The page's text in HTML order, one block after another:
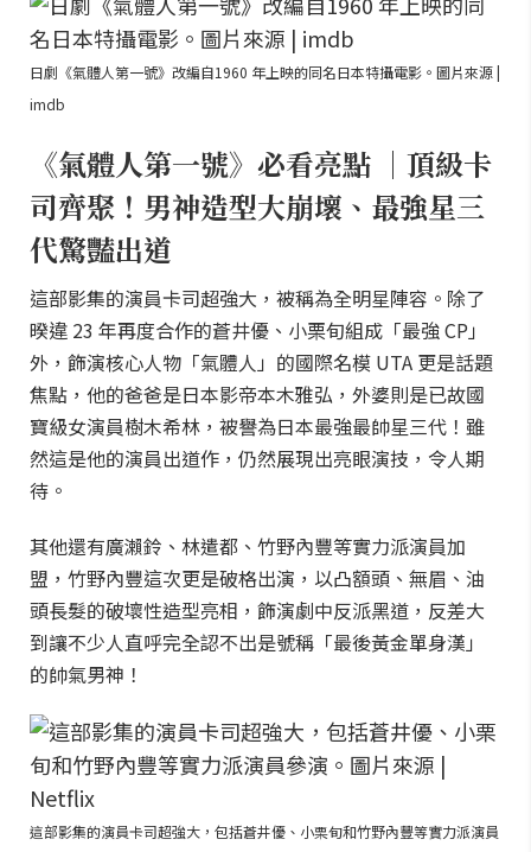
日劇《氣體人第一號》改編自1960 年上映的同名日本特攝電影。圖片來源 |
imdb
《氣體人第一號》必看亮點 ｜頂級卡
司齊聚！男神造型大崩壞、最強星三
代驚豔出道
這部影集的演員卡司超強大，被稱為全明星陣容。除了
暌違 23 年再度合作的蒼井優、小栗旬組成「最強 CP」
外，飾演核心人物「氣體人」的國際名模 UTA 更是話題
焦點，他的爸爸是日本影帝本木雅弘，外婆則是已故國
寶級女演員樹木希林，被譽為日本最強最帥星三代！雖
然這是他的演員出道作，仍然展現出亮眼演技，令人期
待。
其他還有廣瀨鈴、林遣都、竹野內豐等實力派演員加
盟，竹野內豐這次更是破格出演，以凸額頭、無眉、油
頭長髮的破壞性造型亮相，飾演劇中反派黑道，反差大
到讓不少人直呼完全認不出是號稱「最後黃金單身漢」
的帥氣男神！
這部影集的演員卡司超強大，包括蒼井優、小栗旬和竹野內豐等實力派演員